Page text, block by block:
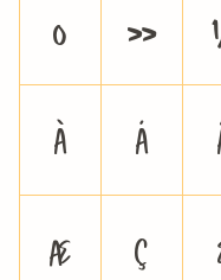
º
»
À
Á
Æ
Ç